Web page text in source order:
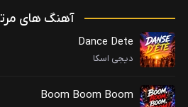
آهنگ های
Dance Dete
دیجی اسکا
Boom Boom Boom